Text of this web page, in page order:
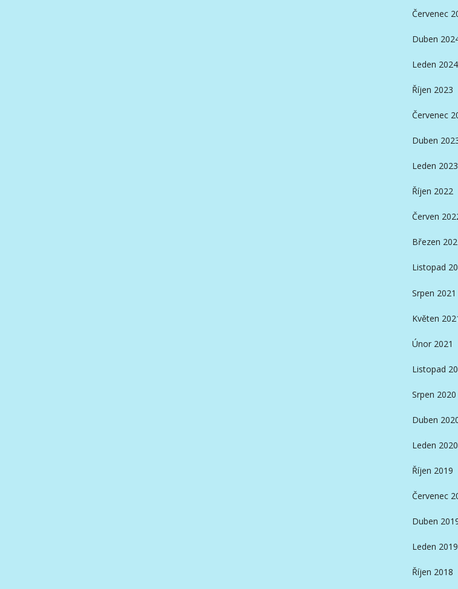
Červenec
Duben
Leden 2024
Říjen 2023
Červenec
Duben
Leden 2023
Říjen 2022
Červen
Březen
Listopad
Srpen 2021
Květen
Únor 2021
Listopad
Srpen 2020
Duben
Leden 2020
Říjen 2019
Červenec
Duben
Leden 2019
Říjen 2018